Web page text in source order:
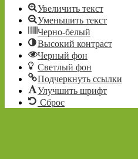
Увеличить текст
Уменьшить текст
Черно-белый
Высокий контраст
Черный фон
Светлый фон
Подчеркнуть ссылки
Улучшить шрифт
Сброс